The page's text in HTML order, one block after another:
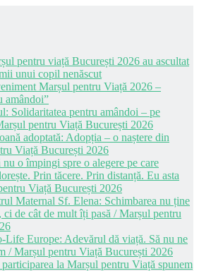
pentru viață București 2026 au ascultat
unui copil nenăscut
Marșul pentru Viață 2026 –
amândoi”
Solidaritatea pentru amândoi – pe
pentru Viață București 2026
adoptată: Adopția – o naștere din
Viață București 2026
o împingi spre o alegere pe care
Prin tăcere. Prin distanță. Eu asta
Viață București 2026
Maternal Sf. Elena: Schimbarea nu ține
ci de cât de mult îți pasă / Marșul pentru
Life Europe: Adevărul dă viață. Să nu ne
/ Marșul pentru Viață București 2026
la Marșul pentru Viață spunem